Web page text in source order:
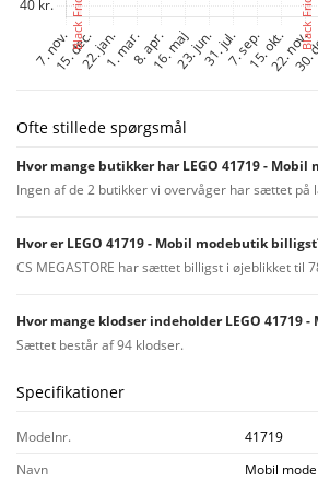
Ofte stillede spørgsmål
Hvor mange butikker har LEGO 41719 - Mobil
Ingen af de 2 butikker vi overvåger har sættet på
Hvor er LEGO 41719 - Mobil modebutik
CS MEGASTORE har sættet billigst i øjeblikket til
Hvor mange klodser indeholder LEGO 41719
Sættet består af 94 klodser.
Specifikationer
Modelnr.
41719
Navn
Mobil